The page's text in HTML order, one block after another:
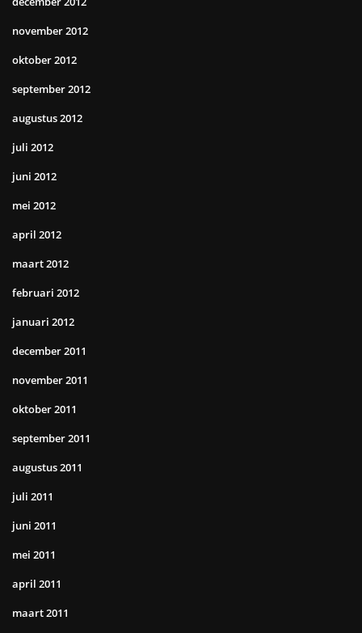
november 2012
oktober 2012
september 2012
augustus 2012
juli 2012
juni 2012
mei 2012
april 2012
maart 2012
februari 2012
januari 2012
december 2011
november 2011
oktober 2011
september 2011
augustus 2011
juli 2011
juni 2011
mei 2011
april 2011
maart 2011